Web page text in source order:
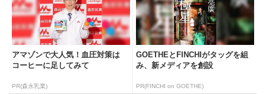
アマゾンで大人気！血圧対策は
コーヒーに足してみて
PR(森永乳業)
GOETHEとFINCHIがタッグを組
み、新メディアを創設
PR(FINCHI on GOETHE)